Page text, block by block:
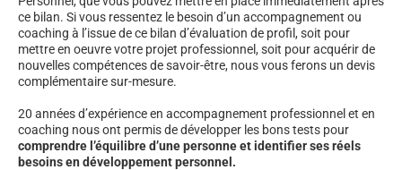
ce bilan. Si vous ressentez le besoin d’un accompagnement ou
coaching à l’issue de ce bilan d’évaluation de profil, soit pour
mettre en oeuvre votre projet professionnel, soit pour acquérir de
nouvelles compétences de savoir-être, nous vous ferons un devis
complémentaire sur-mesure.
20 années d’expérience en accompagnement professionnel et en
coaching nous ont permis de développer les bons tests pour
comprendre l’équilibre d’une personne et identifier ses réels
besoins en développement personnel.